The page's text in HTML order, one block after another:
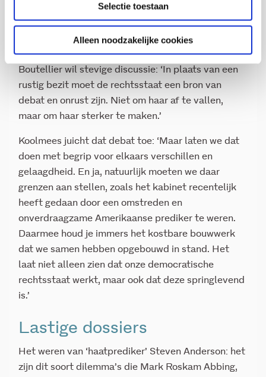
Selectie toestaan
Alleen noodzakelijke cookies
als iets dat alleen nog wat juridisch onderhoud
nodig heeft. Maar een democratische rechtsstaat
moet niet alleen technisch, maar ook humaan,
moreel, intellectueel en cultureel in orde zijn.‘
Boutellier wil stevige discussie: ‘In plaats van een
rustig bezit moet de rechtsstaat een bron van
debat en onrust zijn. Niet om haar af te vallen,
maar om haar sterker te maken.’
Koolmees juicht dat debat toe: ‘Maar laten we dat
doen met begrip voor elkaars verschillen en
gelaagdheid. En ja, natuurlijk moeten we daar
grenzen aan stellen, zoals het kabinet recentelijk
heeft gedaan door een omstreden en
onverdraagzame Amerikaanse prediker te weren.
Daarmee houd je immers het kostbare bouwwerk
dat we samen hebben opgebouwd in stand. Het
laat niet alleen zien dat onze democratische
rechtsstaat werkt, maar ook dat deze springlevend
is.’
Lastige dossiers
Het weren van ‘haatprediker’ Steven Anderson: het
zijn dit soort dilemma’s die Mark Roskam Abbing,